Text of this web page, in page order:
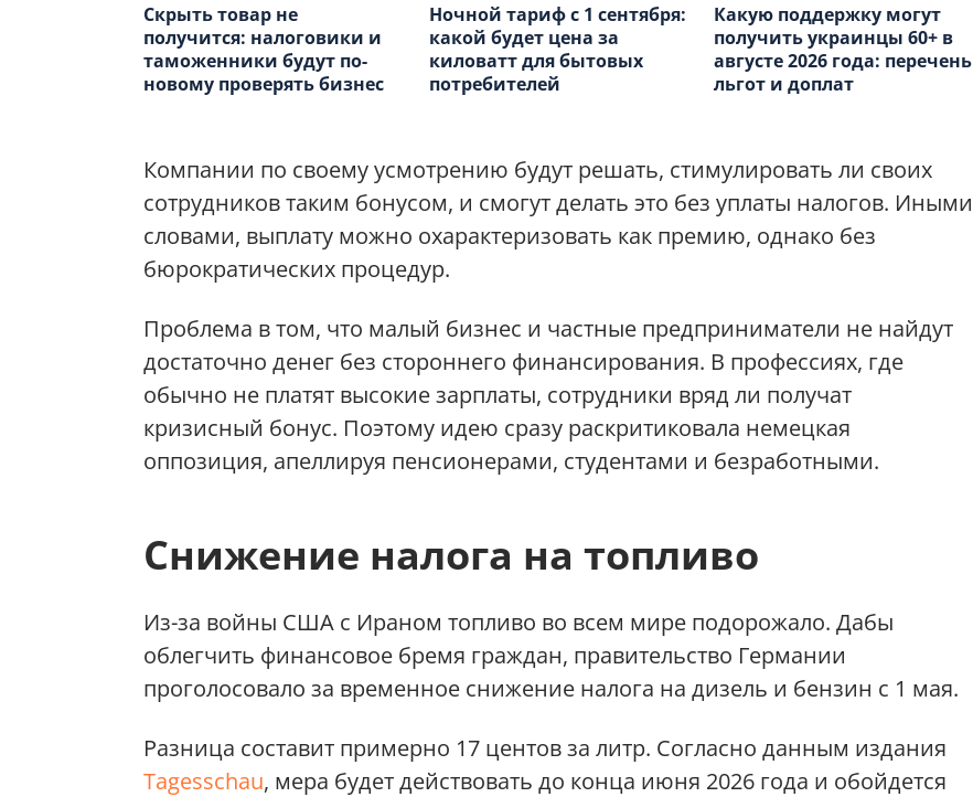
Скрыть товар не
получится: налоговики и
таможенники будут по-
новому проверять бизнес
Ночной тариф с 1 сентября:
какой будет цена за
киловатт для бытовых
потребителей
Какую поддержку могут
получить украинцы 60+ в
августе 2026 года: перечень
льгот и доплат
Компании по своему усмотрению будут решать, стимулировать ли своих
сотрудников таким бонусом, и смогут делать это без уплаты налогов. Иными
словами, выплату можно охарактеризовать как премию, однако без
бюрократических процедур.
Проблема в том, что малый бизнес и частные предприниматели не найдут
достаточно денег без стороннего финансирования. В профессиях, где
обычно не платят высокие зарплаты, сотрудники вряд ли получат
кризисный бонус. Поэтому идею сразу раскритиковала немецкая
оппозиция, апеллируя пенсионерами, студентами и безработными.
Снижение налога на топливо
Из-за войны США с Ираном топливо во всем мире подорожало. Дабы
облегчить финансовое бремя граждан, правительство Германии
проголосовало за временное снижение налога на дизель и бензин с 1 мая.
Разница составит примерно 17 центов за литр. Согласно данным издания
Tagesschau, мера будет действовать до конца июня 2026 года и обойдется